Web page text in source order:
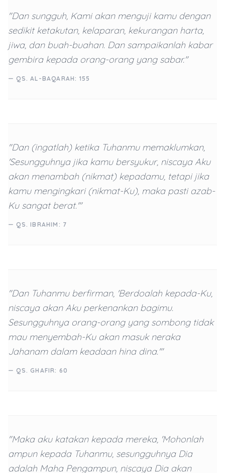
"Dan sungguh, Kami akan menguji kamu dengan
sedikit ketakutan, kelaparan, kekurangan harta,
jiwa, dan buah-buahan. Dan sampaikanlah kabar
gembira kepada orang-orang yang sabar."
— QS. AL-BAQARAH: 155
"Dan (ingatlah) ketika Tuhanmu memaklumkan,
'Sesungguhnya jika kamu bersyukur, niscaya Aku
akan menambah (nikmat) kepadamu, tetapi jika
kamu mengingkari (nikmat-Ku), maka pasti azab-
Ku sangat berat.'"
— QS. IBRAHIM: 7
"Dan Tuhanmu berfirman, 'Berdoalah kepada-Ku,
niscaya akan Aku perkenankan bagimu.
Sesungguhnya orang-orang yang sombong tidak
mau menyembah-Ku akan masuk neraka
Jahanam dalam keadaan hina dina.'"
— QS. GHAFIR: 60
"Maka aku katakan kepada mereka, 'Mohonlah
ampun kepada Tuhanmu, sesungguhnya Dia
adalah Maha Pengampun, niscaya Dia akan